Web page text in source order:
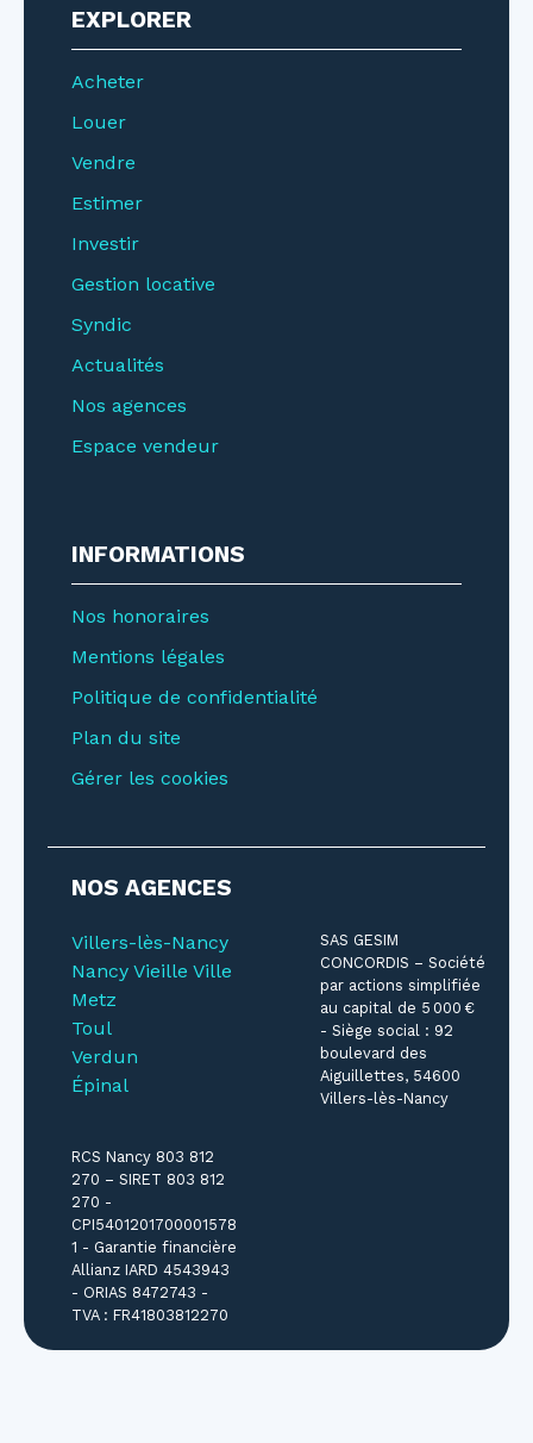
EXPLORER
Acheter
Louer
Vendre
Estimer
Investir
Gestion locative
Syndic
Actualités
Nos agences
Espace vendeur
INFORMATIONS
Nos honoraires
Mentions légales
Politique de confidentialité
Plan du site
Gérer les cookies
NOS AGENCES
Villers-lès-Nancy
Nancy Vieille Ville
Metz
Toul
Verdun
Épinal
SAS GESIM
CONCORDIS – Société
par actions simplifiée
au capital de 5 000 €
- Siège social : 92
boulevard des
Aiguillettes, 54600
Villers-lès-Nancy
RCS Nancy 803 812
270 – SIRET 803 812
270 -
CPI5401201700001578
1 - Garantie financière
Allianz IARD 4543943
- ORIAS 8472743 -
TVA : FR41803812270